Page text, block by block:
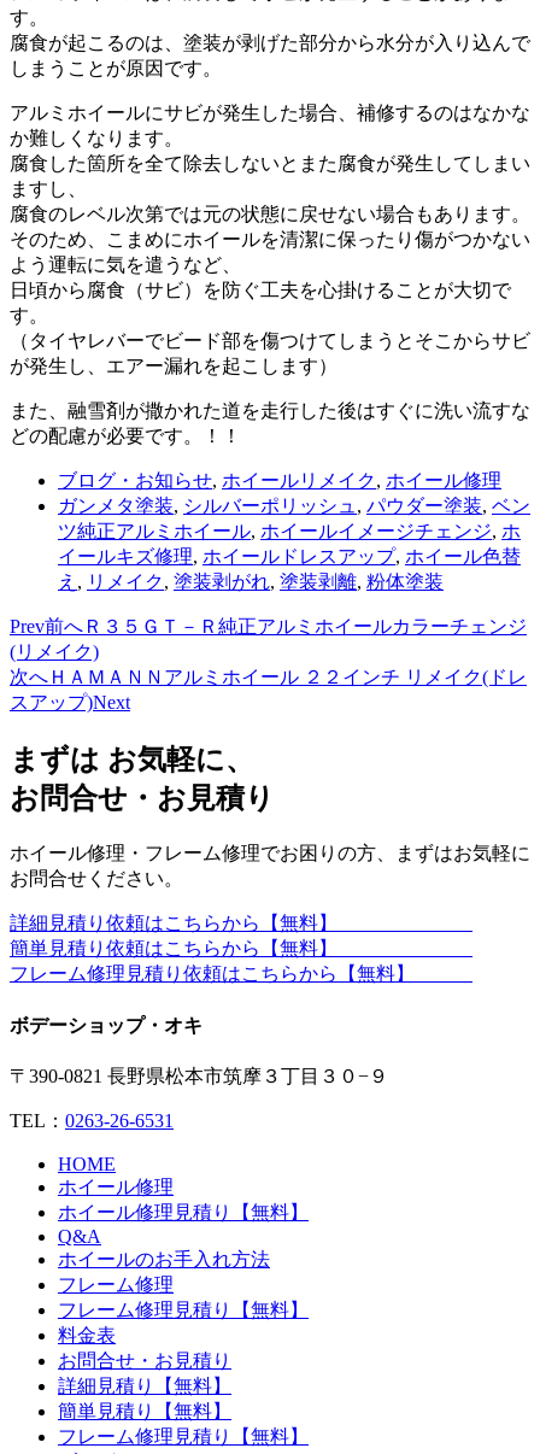
す。
腐食が起こるのは、塗装が剥げた部分から水分が入り込んで
しまうことが原因です。
アルミホイールにサビが発生した場合、補修するのはなかな
か難しくなります。
腐食した箇所を全て除去しないとまた腐食が発生してしまい
ますし、
腐食のレベル次第では元の状態に戻せない場合もあります。
そのため、こまめにホイールを清潔に保ったり傷がつかない
よう運転に気を遣うなど、
日頃から腐食（サビ）を防ぐ工夫を心掛けることが大切で
す。
（タイヤレバーでビード部を傷つけてしまうとそこからサビ
が発生し、エアー漏れを起こします）
また、融雪剤が撒かれた道を走行した後はすぐに洗い流すな
どの配慮が必要です。！！
ブログ・お知らせ, ホイールリメイク, ホイール修理
ガンメタ塗装, シルバーポリッシュ, パウダー塗装, ベン
ツ純正アルミホイール, ホイールイメージチェンジ, ホ
イールキズ修理, ホイールドレスアップ, ホイール色替
え , リメイク, 塗装剥がれ, 塗装剥離, 粉体塗装
Prev前へ Ｒ３５ＧＴ－Ｒ純正アルミホイールカラーチェンジ
(リメイク)
次へ ＨＡＭＡＮＮアルミホイール ２２インチ リメイク(ドレ
スアップ)Next
まずは お気軽に、
お問合せ・お見積り
ホイール修理・フレーム修理でお困りの方、まずはお気軽に
お問合せください。
詳細見積り依頼はこちらから【無料】
簡単見積り依頼はこちらから【無料】
フレーム修理見積り依頼はこちらから【無料】
ボデーショップ・オキ
〒390-0821 長野県松本市筑摩３丁目３０−９
TEL： 0263-26-6531
HOME
ホイール修理
ホイール修理見積り【無料】
Q&A
ホイールのお手入れ方法
フレーム修理
フレーム修理見積り【無料】
料金表
お問合せ・お見積り
詳細見積り【無料】
簡単見積り【無料】
フレーム修理見積り【無料】